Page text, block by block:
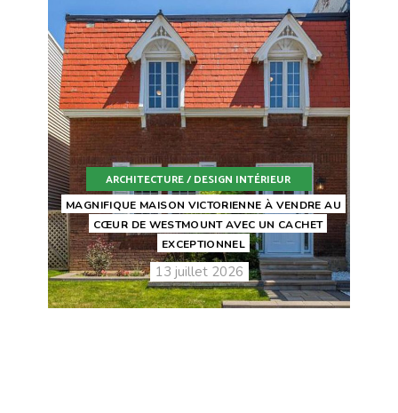
ARCHITECTURE / DESIGN INTÉRIEUR
MAGNIFIQUE MAISON VICTORIENNE À VENDRE AU
CŒUR DE WESTMOUNT AVEC UN CACHET
EXCEPTIONNEL
13 juillet 2026